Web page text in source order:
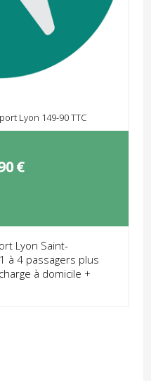
Lyon 149-90 TTC
€
Lyon Saint-
à 4 passagers plus
à domicile +